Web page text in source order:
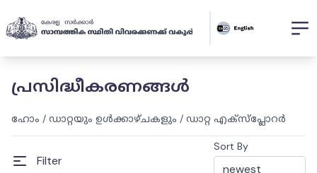
പ്രസിദ്ധീകരണങ്ങൾ
ഹോം / ഡാറ്റയും ഉൾക്കാഴ്ചകളും / ഡാറ്റ എക്സ്പ്ലോറർ
Filter
Sort By